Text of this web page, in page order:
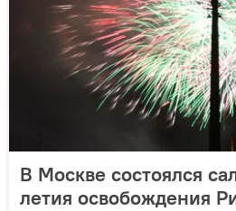
В Москве состоялся
летия освобождения